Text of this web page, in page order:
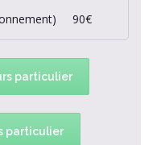
90€
particulier
particulier